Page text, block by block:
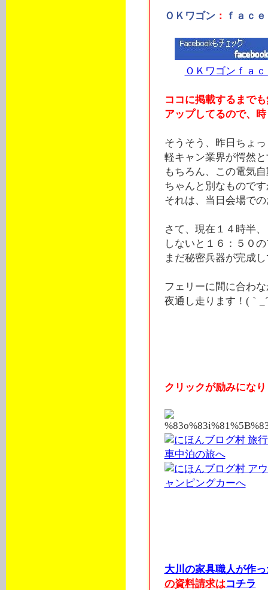
ＯＫワゴン： ｆａｃ
ＯＫワゴンｆａ
ココに掲載するまで
アップしてるので、
そうそう、昨日ちょ
軽キャン業界が愕然
もちろん、この電気
ちゃんと別なもので
それは、当日会場で
さて、現在１４時半
しないと１６：５０
まだ秘密兵器が完成
フェリーに間に合わ
夜通し走ります！(｀
クリックが励みにな
大川の家具職人が作
の資料請求はコチラ